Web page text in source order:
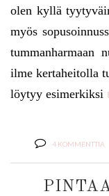
olen kyllä
myös
tummanharmaan
ilme kertaheitolla
löytyy esimerkiksi
4 KOMMENTTIA